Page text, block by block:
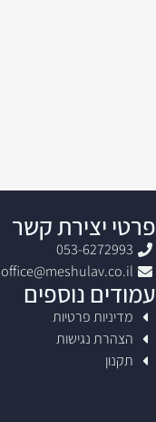
פרטי יצירת קשר
053-6272993
office@meshulav.co.il
עמודים נוספים
מדיניות פרטיות
הצהרת נגישות
תקנון